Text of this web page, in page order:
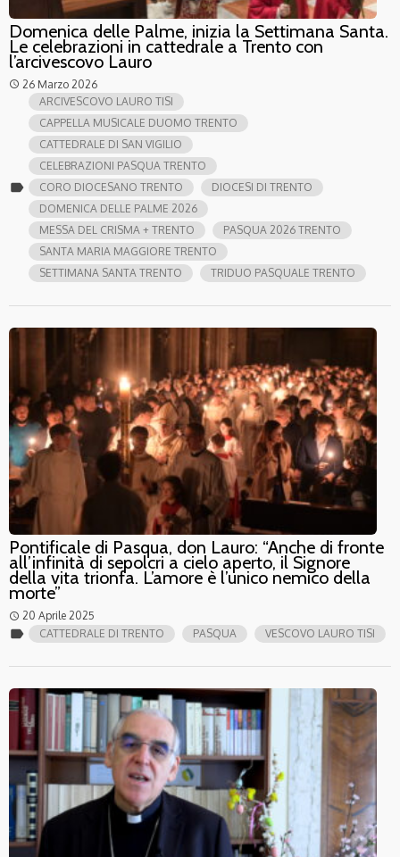
Domenica delle Palme, inizia la Settimana Santa.
Le celebrazioni in cattedrale a Trento con
l’arcivescovo Lauro
access_time 26 Marzo 2026
label
ARCIVESCOVO LAURO TISI
CAPPELLA MUSICALE DUOMO TRENTO
CATTEDRALE DI SAN VIGILIO
CELEBRAZIONI PASQUA TRENTO
CORO DIOCESANO TRENTO
DIOCESI DI TRENTO
DOMENICA DELLE PALME 2026
MESSA DEL CRISMA + TRENTO
PASQUA 2026 TRENTO
SANTA MARIA MAGGIORE TRENTO
SETTIMANA SANTA TRENTO
TRIDUO PASQUALE TRENTO
Pontificale di Pasqua, don Lauro: “Anche di fronte
all’infinità di sepolcri a cielo aperto, il Signore
della vita trionfa. L’amore è l’unico nemico della
morte”
access_time 20 Aprile 2025
label CATTEDRALE DI TRENTO PASQUA VESCOVO LAURO TISI